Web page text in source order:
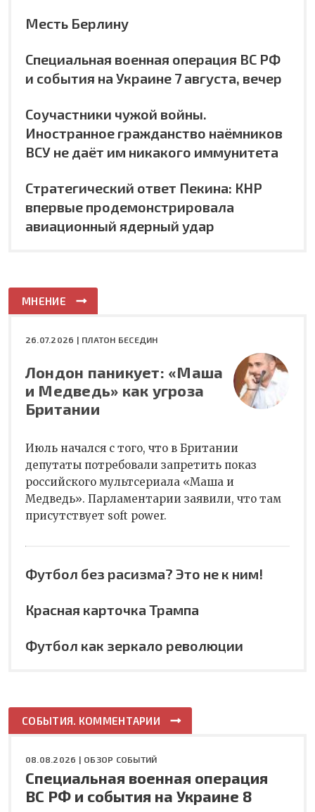
Месть Берлину
Специальная военная операция ВС РФ
и события на Украине 7 августа, вечер
Соучастники чужой войны.
Иностранное гражданство наёмников
ВСУ не даёт им никакого иммунитета
Стратегический ответ Пекина: КНР
впервые продемонстрировала
авиационный ядерный удар
МНЕНИЕ
26.07.2026 | ПЛАТОН БЕСЕДИН
Лондон паникует: «Маша
и Медведь» как угроза
Британии
Июль начался с того, что в Британии
депутаты потребовали запретить показ
российского мультсериала «Маша и
Медведь». Парламентарии заявили, что там
присутствует soft power.
Футбол без расизма? Это не к ним!
Красная карточка Трампа
Футбол как зеркало революции
СОБЫТИЯ. КОММЕНТАРИИ
08.08.2026 | ОБЗОР СОБЫТИЙ
Специальная военная операция
ВС РФ и события на Украине 8